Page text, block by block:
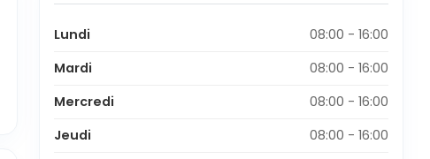
Lundi
08:00 - 16:00
Mardi
08:00 - 16:00
Mercredi
08:00 - 16:00
Jeudi
08:00 - 16:00